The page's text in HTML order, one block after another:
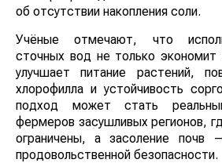
об отсутствии накопления соли.
Учёные отмечают, что
сточных вод не только
улучшает питание растений,
хлорофилла и устойчивость
подход может стать
фермеров засушливых регионов,
ограничены, а засоление почв
продовольственной безопасности.